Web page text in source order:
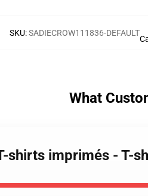
SKU:SADIECROW111836-DEFAULT
What
shirts imprimés - T-